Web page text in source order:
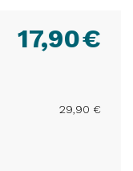
€
17,90
29,90 €